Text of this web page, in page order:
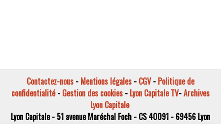
Contactez-nous - Mentions légales - CGV- Politique de
confidentialité- Gestion des cookies - Lyon Capitale TV-Archives
Lyon Capitale
Lyon Capitale - 51 avenue Maréchal Foch - CS 40091 - 69456 Lyon